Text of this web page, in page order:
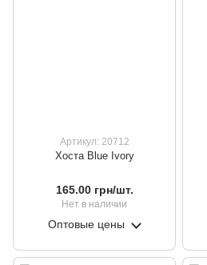
Артикул: 20712
Хоста Blue Ivory
165.00 грн/шт.
Нет в наличии
Оптовые цены